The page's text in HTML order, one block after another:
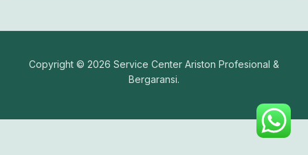
Copyright © 2026 Service Center Ariston Profesional &
Bergaransi.